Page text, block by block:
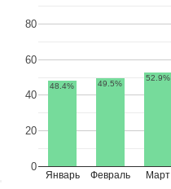
Январь Февраль Март
0
20
40
60
80
48.4% 49.5%
52.9%